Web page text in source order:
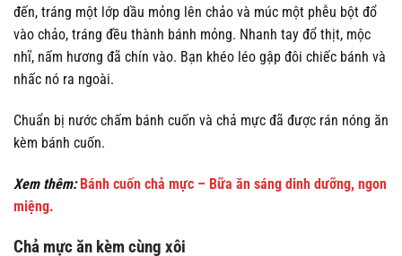
đến, tráng một lớp dầu mỏng lên chảo và múc một phễu bột đổ
vào chảo, tráng đều thành bánh mỏng. Nhanh tay đổ thịt, mộc
nhĩ, nấm hương đã chín vào. Bạn khéo léo gập đôi chiếc bánh và
nhấc nó ra ngoài.
Chuẩn bị nước chấm bánh cuốn và chả mực đã được rán nóng ăn
kèm bánh cuốn.
Xem thêm: Bánh cuốn chả mực – Bữa ăn sáng dinh dưỡng, ngon
miệng.
Chả mực ăn kèm cùng xôi